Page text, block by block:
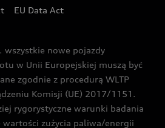
EU Data Act
wszystkie nowe pojazdy
w Unii Europejskiej muszą być
zgodnie z procedurą WLTP
Komisji (UE) 2017/1151.
rygorystyczne warunki badania
wartości zużycia paliwa/energii